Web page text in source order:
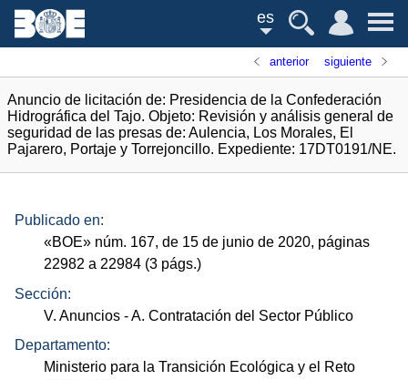
es
anterior siguiente
Anuncio de licitación de: Presidencia de la Confederación
Hidrográfica del Tajo. Objeto: Revisión y análisis general de
seguridad de las presas de: Aulencia, Los Morales, El
Pajarero, Portaje y Torrejoncillo. Expediente: 17DT0191/NE.
Publicado en:
«BOE» núm. 167, de 15 de junio de 2020, páginas
22982 a 22984 (3 págs.)
Sección:
V. Anuncios - A. Contratación del Sector Público
Departamento:
Ministerio para la Transición Ecológica y el Reto